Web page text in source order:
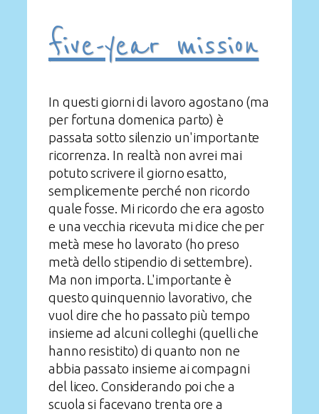
five-year mission
In questi giorni di lavoro agostano (ma
per fortuna domenica parto) è
passata sotto silenzio un'importante
ricorrenza. In realtà non avrei mai
potuto scrivere il giorno esatto,
semplicemente perché non ricordo
quale fosse. Mi ricordo che era agosto
e una vecchia ricevuta mi dice che per
metà mese ho lavorato (ho preso
metà dello stipendio di settembre).
Ma non importa. L'importante è
questo quinquennio lavorativo, che
vuol dire che ho passato più tempo
insieme ad alcuni colleghi (quelli che
hanno resistito) di quanto non ne
abbia passato insieme ai compagni
del liceo. Considerando poi che a
scuola si facevano trenta ore a